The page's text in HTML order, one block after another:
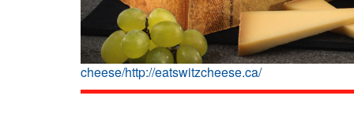
cheese/http://eatswitzcheese.ca/